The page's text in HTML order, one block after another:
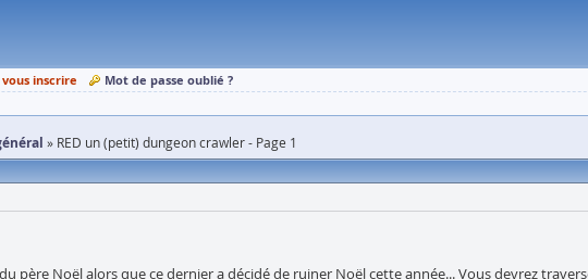
inscrire
Mot de passe oublié ?
RED un (petit) dungeon crawler - Page 1
père Noël alors que ce dernier a décidé de ruiner Noël cette année... Vous devrez